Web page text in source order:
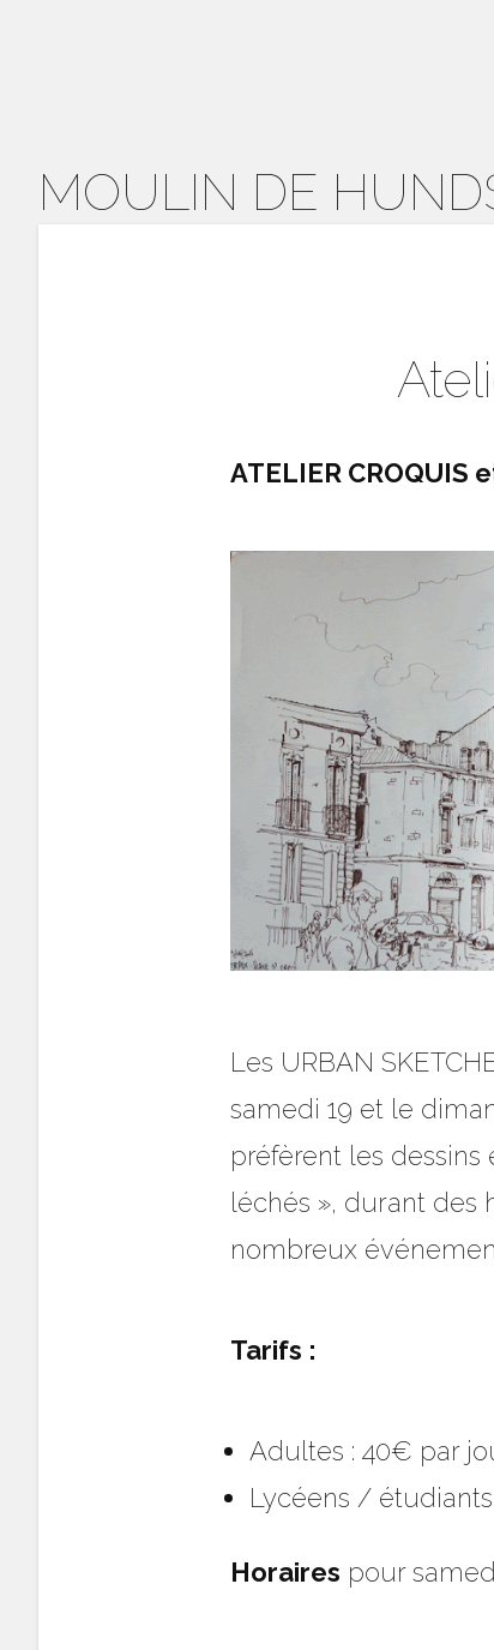
MOULIN DE
ATELIER CROQUIS
Les URBAN
samedi 19 et le
préfèrent les dessins
léchés », durant des
nombreux
Tarifs :
Adultes : 40€ par
Lycéens /
Horaires pour